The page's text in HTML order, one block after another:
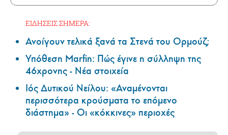
ΕΙΔΗΣΕΙΣ ΣΗΜΕΡΑ:
Ανοίγουν τελικά ξανά τα Στενά του Ορμούζ;
Υπόθεση Marfin: Πώς έγινε η σύλληψη της
46χρονης - Νέα στοιχεία
Ιός Δυτικού Νείλου: «Αναμένονται
περισσότερα κρούσματα το επόμενο
διάστημα» - Οι «κόκκινες» περιοχές